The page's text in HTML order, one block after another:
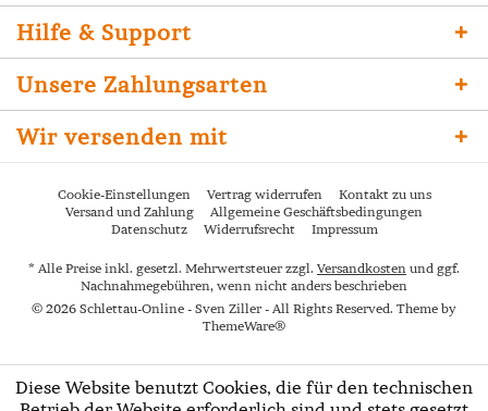
Hilfe & Support
Unsere Zahlungsarten
Wir versenden mit
Cookie-Einstellungen Vertrag widerrufen
Kontakt zu uns
Versand und Zahlung
Allgemeine Geschäftsbedingungen
Datenschutz
Widerrufsrecht Impressum
* Alle Preise inkl. gesetzl. Mehrwertsteuer zzgl. Versandkosten und ggf.
Nachnahmegebühren, wenn nicht anders beschrieben
© 2026 Schlettau-Online - Sven Ziller - All Rights Reserved. Theme by
ThemeWare®
Diese Website benutzt Cookies, die für den technischen